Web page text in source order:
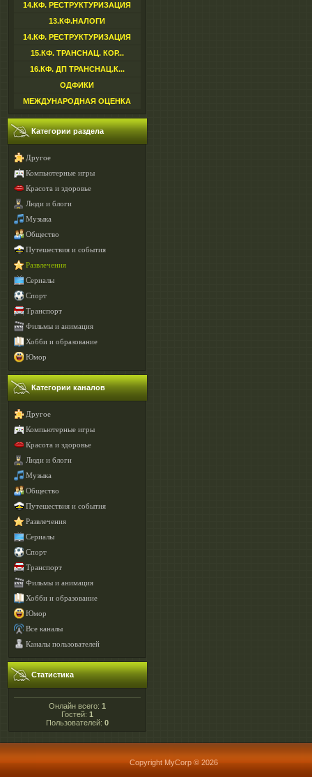
14.КФ. РЕСТРУКТУРИЗАЦИЯ
13.КФ.НАЛОГИ
14.КФ. РЕСТРУКТУРИЗАЦИЯ
15.КФ. ТРАНСНАЦ. КОР...
16.КФ. ДП ТРАНСНАЦ.К...
ОДФИКИ
МЕЖДУНАРОДНАЯ ОЦЕНКА
Категории раздела
Другое
Компьютерные игры
Красота и здоровье
Люди и блоги
Музыка
Общество
Путешествия и события
Развлечения
Сериалы
Спорт
Транспорт
Фильмы и анимация
Хобби и образование
Юмор
Категории каналов
Другое
Компьютерные игры
Красота и здоровье
Люди и блоги
Музыка
Общество
Путешествия и события
Развлечения
Сериалы
Спорт
Транспорт
Фильмы и анимация
Хобби и образование
Юмор
Все каналы
Каналы пользователей
Статистика
Онлайн всего: 1
Гостей: 1
Пользователей: 0
Copyright MyCorp © 2026